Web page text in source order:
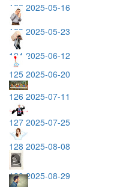
122 2025-05-16
123 2025-05-23
124 2025-06-12
125 2025-06-20
126 2025-07-11
127 2025-07-25
128 2025-08-08
129 2025-08-29